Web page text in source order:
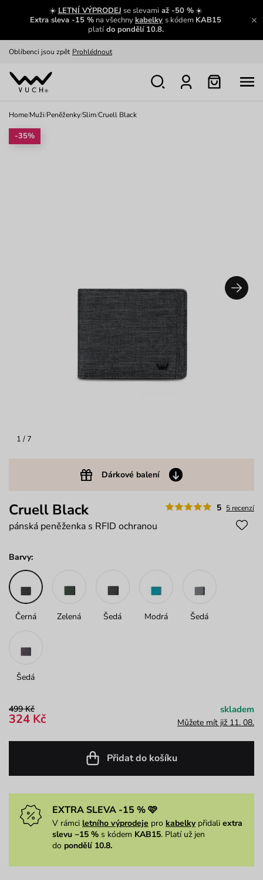
☀️ LETNÍ VÝPRODEJ se slevamiaž -50 %☀️
Extra sleva -15 % na všechnykabelky s kódem KAB15
platído pondělí 10.8.
Zajímavosti ze světa Vuch:
Zobrazit
Oblíbenci jsou zpět Prohlédnout
Nech se inspirovat
Home/Muži/Peněženky/Slim/Cruell Black
1 / 7
Dárkové balení
-35%
5 5 recenzí
Cruell Black
pánská peněženka s RFID ochranou
Barvy:
Černá Zelená Šedá Modrá Šedá
Šedá
499 Kč
324 Kč
skladem
Můžete mít již 11. 08.
Přidat do košíku
EXTRA SLEVA -15 % 🩷
V rámci letního výprodeje pro kabelkypřidali extra
slevu −15 % s kódem KAB15. Platí už jen
do pondělí 10.8.